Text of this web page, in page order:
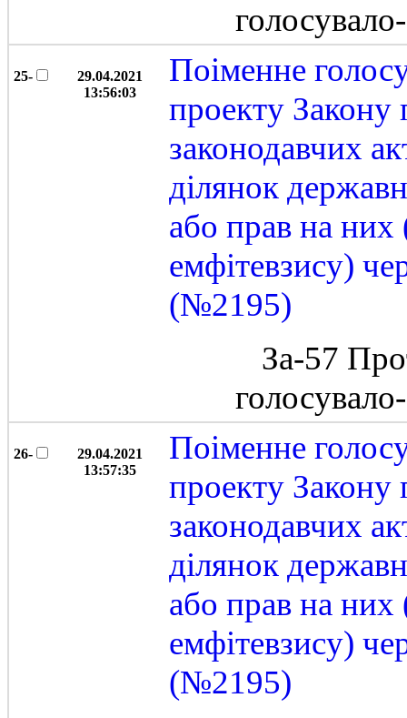
25-
29.04.2021
13:56:03
Поіменне
проекту Закону
законодавчих
ділянок
або прав на
емфітевзису)
(№2195)
За-57
26-
29.04.2021
13:57:35
Поіменне
проекту Закону
законодавчих
ділянок
або прав на
емфітевзису)
(№2195)